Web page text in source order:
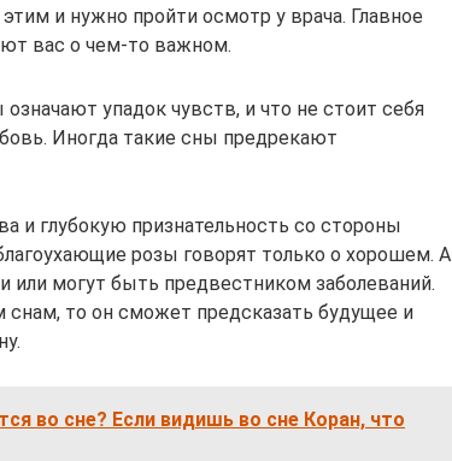
и нужно пройти осмотр у врача. Главное
вас о чем-то важном.
упадок чувств, и что не стоит себя
Иногда такие сны предрекают
и глубокую признательность со стороны
розы говорят только о хорошем. А
или могут быть предвестником заболеваний.
снам, то он сможет предсказать будущее и
во сне? Если видишь во сне Коран, что